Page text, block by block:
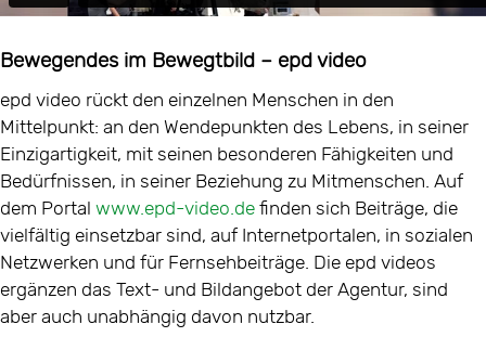
Bewegendes im Bewegtbild – epd video
epd video rückt den einzelnen Menschen in den
Mittelpunkt: an den Wendepunkten des Lebens, in seiner
Einzigartigkeit, mit seinen besonderen Fähigkeiten und
Bedürfnissen, in seiner Beziehung zu Mitmenschen. Auf
dem Portal www.epd-video.de finden sich Beiträge, die
vielfältig einsetzbar sind, auf Internetportalen, in sozialen
Netzwerken und für Fernsehbeiträge. Die epd videos
ergänzen das Text- und Bildangebot der Agentur, sind
aber auch unabhängig davon nutzbar.